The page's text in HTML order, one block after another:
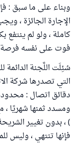
وبناء على ما سبق :
الإجارة الجائزة ،
كاملة ، ولو لم ينتفع
فوت على نفسه فرصة
سُئِلَت اللَّجنة الدائمة
التي تصدرها شركة
دقائق اتصال :
ومسدد ثمنها شهريًا
) ، بدون تغيير
فإنها تنتهي ، وليس